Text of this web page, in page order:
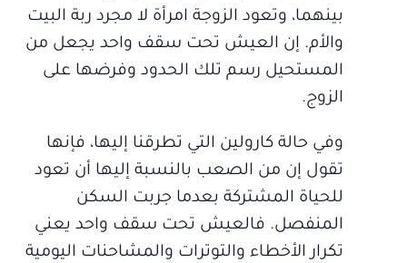
بينهما، وتعود الزوجة امرأة لا مجرد ربة البيت
والأم. إن العيش تحت سقف واحد يجعل من
المستحيل رسم تلك الحدود وفرضها على
الزوج.
وفي حالة كارولين التي تطرقنا إليها، فإنها
تقول إن من الصعب بالنسبة إليها أن تعود
للحياة المشتركة بعدما جربت السكن
المنفصل. فالعيش تحت سقف واحد يعني
تكرار الأخطاء والتوترات والمشاحنات اليومية